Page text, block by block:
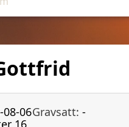
08-06Gravsatt: -
16